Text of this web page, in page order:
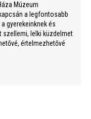
Múzeum
a legfontosabb
gyerekeinknek és
szellemi, lelki küzdelmet
értelmezhetővé